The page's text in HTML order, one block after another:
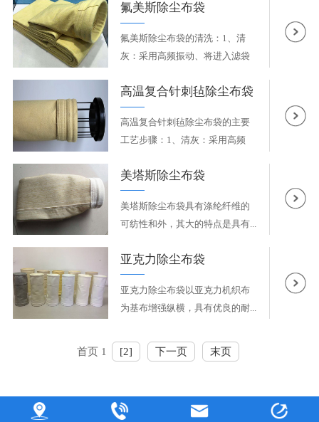
氟美斯除尘布袋
氟美斯除尘布袋的清洗：1、清
灰：采用高频振动、将进入滤袋
高温复合针刺毡除尘布袋
高温复合针刺毡除尘布袋的主要
工艺步骤：1、清灰：采用高频
美塔斯除尘布袋
美塔斯除尘布袋具有涤纶纤维的
可纺性和外，其大的特点是具有...
亚克力除尘布袋
亚克力除尘布袋以亚克力机织布
为基布增强纵横，具有优良的耐...
首页 1 [2] 下一页 末页